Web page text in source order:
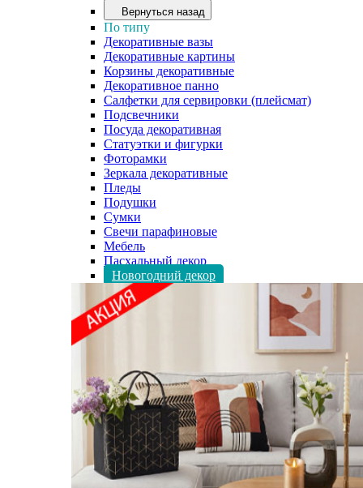
Вернуться назад
По типу
Декоративные вазы
Декоративные картины
Корзины декоративные
Декоративное панно
Салфетки для сервировки (плейсмат)
Подсвечники
Посуда декоративная
Статуэтки и фигурки
Фоторамки
Зеркала декоративные
Пледы
Подушки
Сумки
Свечи парафиновые
Мебель
Пасхальный декор
Новогодний декор